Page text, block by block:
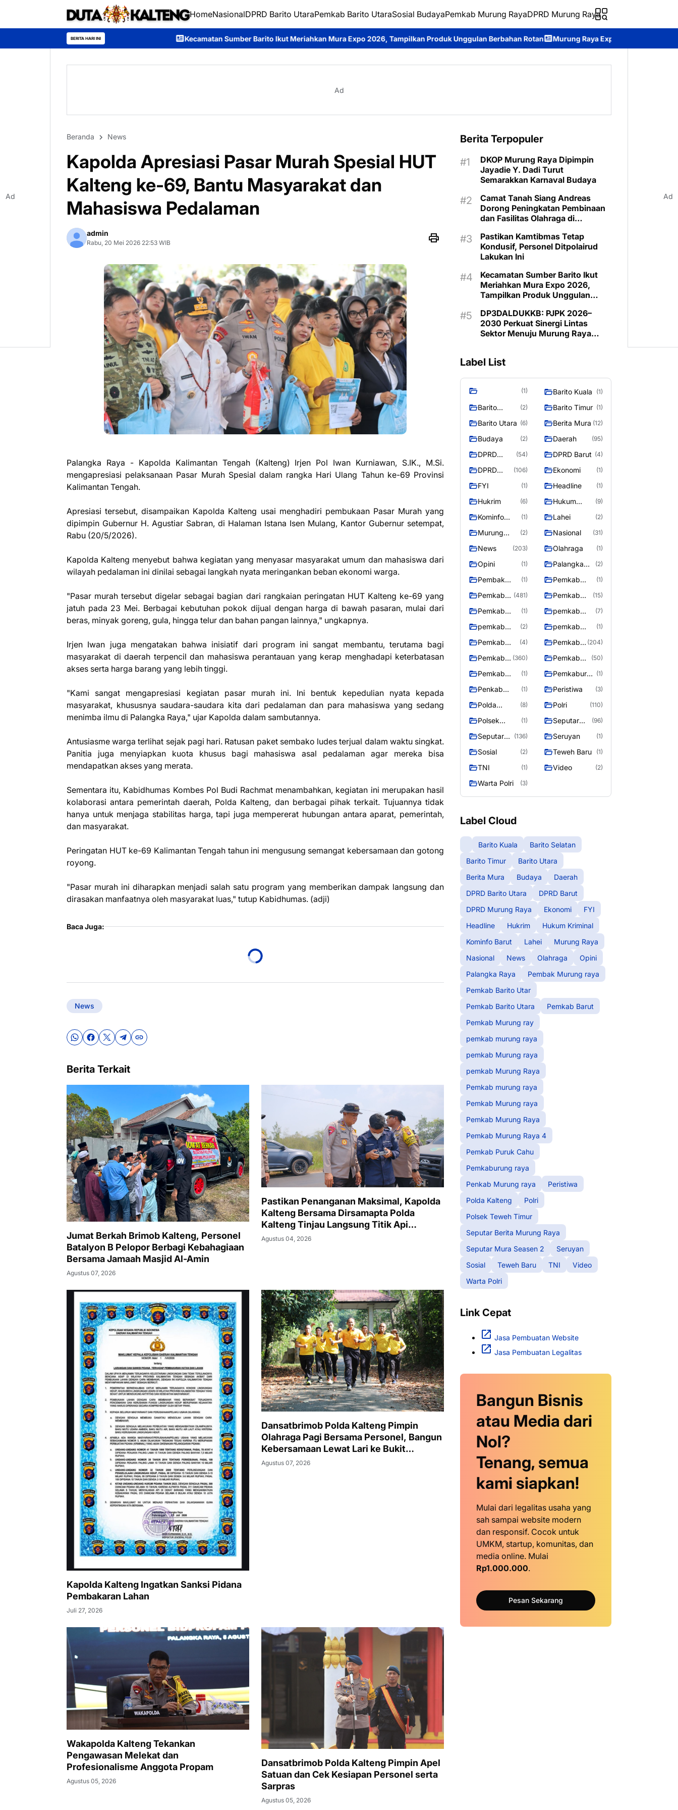
HomeNasionalDPRD Barito UtaraPemkab Barito UtaraSosial BudayaPemkab Murung RayaDPRD Murung Raya
BERITA HARI INIKecamatan Sumber Barito Ikut Meriahkan Mura Expo 2026, Tampilkan Produk Unggulan Berbahan Rotan Murung Raya Expo 2026 Resmi Dibuka, Jadi Ajang Promosi
Ad
Beranda News
Kapolda Apresiasi Pasar Murah Spesial HUT
Kalteng ke-69, Bantu Masyarakat dan
Mahasiswa Pedalaman
admin
Rabu, 20 Mei 2026 22:53 WIB
Palangka Raya - Kapolda Kalimantan Tengah (Kalteng) Irjen Pol Iwan Kurniawan, S.IK., M.Si.
mengapresiasi pelaksanaan Pasar Murah Spesial dalam rangka Hari Ulang Tahun ke-69 Provinsi
Kalimantan Tengah.
Apresiasi tersebut, disampaikan Kapolda Kalteng usai menghadiri pembukaan Pasar Murah yang
dipimpin Gubernur H. Agustiar Sabran, di Halaman Istana Isen Mulang, Kantor Gubernur setempat,
Rabu (20/5/2026).
Kapolda Kalteng menyebut bahwa kegiatan yang menyasar masyarakat umum dan mahasiswa dari
wilayah pedalaman ini dinilai sebagai langkah nyata meringankan beban ekonomi warga.
"Pasar murah tersebut digelar sebagai bagian dari rangkaian peringatan HUT Kalteng ke-69 yang
jatuh pada 23 Mei. Berbagai kebutuhan pokok dijual dengan harga di bawah pasaran, mulai dari
beras, minyak goreng, gula, hingga telur dan bahan pangan lainnya," ungkapnya.
Irjen Iwan juga mengatakan bahwa inisiatif dari program ini sangat membantu, terutama bagi
masyarakat di daerah terpencil dan mahasiswa perantauan yang kerap menghadapi keterbatasan
akses serta harga barang yang lebih tinggi.
"Kami sangat mengapresiasi kegiatan pasar murah ini. Ini bentuk kepedulian nyata kepada
masyarakat, khususnya saudara-saudara kita dari pedalaman dan para mahasiswa yang sedang
menimba ilmu di Palangka Raya," ujar Kapolda dalam sambutannya.
Antusiasme warga terlihat sejak pagi hari. Ratusan paket sembako ludes terjual dalam waktu singkat.
Panitia juga menyiapkan kuota khusus bagi mahasiswa asal pedalaman agar mereka bisa
mendapatkan akses yang merata.
Sementara itu, Kabidhumas Kombes Pol Budi Rachmat menambahkan, kegiatan ini merupakan hasil
kolaborasi antara pemerintah daerah, Polda Kalteng, dan berbagai pihak terkait. Tujuannya tidak
hanya untuk menjaga stabilitas harga, tapi juga mempererat hubungan antara aparat, pemerintah,
dan masyarakat.
Peringatan HUT ke-69 Kalimantan Tengah tahun ini mengusung semangat kebersamaan dan gotong
royong.
"Pasar murah ini diharapkan menjadi salah satu program yang memberikan dampak langsung dan
dirasakan manfaatnya oleh masyarakat luas," tutup Kabidhumas. (adji)
Baca Juga:
News
Berita Terkait
Jumat Berkah Brimob Kalteng, Personel
Batalyon B Pelopor Berbagi Kebahagiaan
Bersama Jamaah Masjid Al-Amin
Agustus 07, 2026
Pastikan Penanganan Maksimal, Kapolda
Kalteng Bersama Dirsamapta Polda
Kalteng Tinjau Langsung Titik Api
Karhutla
Agustus 04, 2026
Kapolda Kalteng Ingatkan Sanksi Pidana
Pembakaran Lahan
Juli 27, 2026
Dansatbrimob Polda Kalteng Pimpin
Olahraga Pagi Bersama Personel, Bangun
Kebersamaan Lewat Lari ke Bukit
Baranahu
Agustus 07, 2026
Wakapolda Kalteng Tekankan
Pengawasan Melekat dan
Profesionalisme Anggota Propam
Agustus 05, 2026
Dansatbrimob Polda Kalteng Pimpin Apel
Satuan dan Cek Kesiapan Personel serta
Sarpras
Agustus 05, 2026
Berita Terpopuler
DKOP Murung Raya Dipimpin
Jayadie Y. Dadi Turut
Semarakkan Karnaval Budaya
Camat Tanah Siang Andreas
Dorong Peningkatan Pembinaan
dan Fasilitas Olahraga di
Pastikan Kamtibmas Tetap
Kondusif, Personel Ditpolairud
Lakukan Ini
Kecamatan Sumber Barito Ikut
Meriahkan Mura Expo 2026,
Tampilkan Produk Unggulan
DP3DALDUKKB: PJPK 2026–
2030 Perkuat Sinergi Lintas
Sektor Menuju Murung Raya
Label List
(1) Barito Kuala (1)
Barito
(2) Barito Timur (1)
Barito Utara (6) Berita Mura (12)
Budaya (2) Daerah (95)
DPRD
Utara
(54) DPRD Barut (4)
DPRD
Raya
(106) Ekonomi (1)
FYI (1) Headline (1)
Hukrim (6)
Hukum
(9)
Kominfo
(1) Lahei (2)
Murung
(2) Nasional (31)
News (203) Olahraga (1)
Opini (1)
Palangka
(2)
Pembak
Murung raya
(1)
Pemkab
(1)
Pemkab
Utara
(481)
Pemkab
(15)
Pemkab
(1)
pemkab
(7)
pemkab
(2)
pemkab
Raya
(1)
Pemkab
murung raya
(4)
Pemkab
raya
(204)
Pemkab
Raya
(360)
Pemkab
Raya 4
(50)
Pemkab
(1)
Pemkaburun (1)
Penkab
(1) Peristiwa (3)
Polda
(8) Polri (110)
Polsek
Teweh Timur
(1)
Seputar
Murung
Raya
(96)
Seputar
Seasen 2
(136) Seruyan (1)
Sosial (2) Teweh Baru (1)
TNI (1) Video (2)
Warta Polri (3)
Label Cloud
Barito Kuala
Barito Selatan
Barito Timur
Barito Utara
Berita Mura
Budaya
Daerah
DPRD Barito Utara
DPRD Barut
DPRD Murung Raya
Ekonomi
FYI
Headline
Hukrim
Hukum Kriminal
Kominfo Barut
Lahei
Murung Raya
Nasional
News Olahraga
Opini
Palangka Raya
Pembak Murung raya
Pemkab Barito Utar
Pemkab Barito Utara
Pemkab Barut
Pemkab Murung ray
pemkab murung raya
pemkab Murung raya
pemkab Murung Raya
Pemkab murung raya
Pemkab Murung raya
Pemkab Murung Raya
Pemkab Murung Raya 4
Pemkab Puruk Cahu
Pemkaburung raya
Penkab Murung raya
Peristiwa
Polda Kalteng
Polri
Polsek Teweh Timur
Seputar Berita Murung Raya
Seputar Mura Seasen 2
Seruyan
Sosial
Teweh Baru TNI
Video
Warta Polri
Link Cepat
Jasa Pembuatan Website
Jasa Pembuatan Legalitas
Bangun Bisnis
atau Media dari
Nol?
Tenang, semua
kami siapkan!
Mulai dari legalitas usaha yang
sah sampai website modern
dan responsif. Cocok untuk
UMKM, startup, komunitas, dan
media online. Mulai
Rp1.000.000.
Pesan Sekarang
Ad Ad